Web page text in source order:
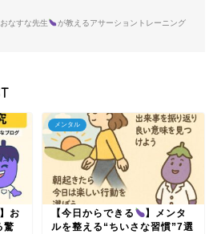
なすな先生
が教えるアサーショントレーニング
】お
驚
メンタル
【今日からできる
】メンタ
ルを整える“ちいさな習慣”7選